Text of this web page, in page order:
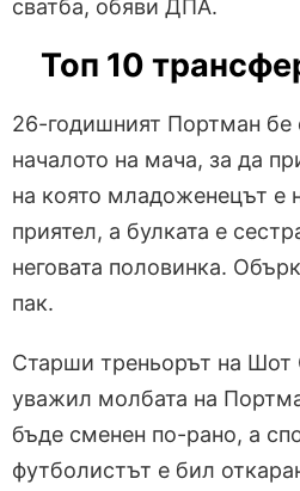
сватба, обяви ДПА.
Топ 10
26-годишният Портман бе
началото на мача, за да
на която младоженецът е
приятел, а булката е
неговата половинка.
пак.
Старши треньорът на
уважил молбата на
бъде сменен по-рано, а
футболистът е бил